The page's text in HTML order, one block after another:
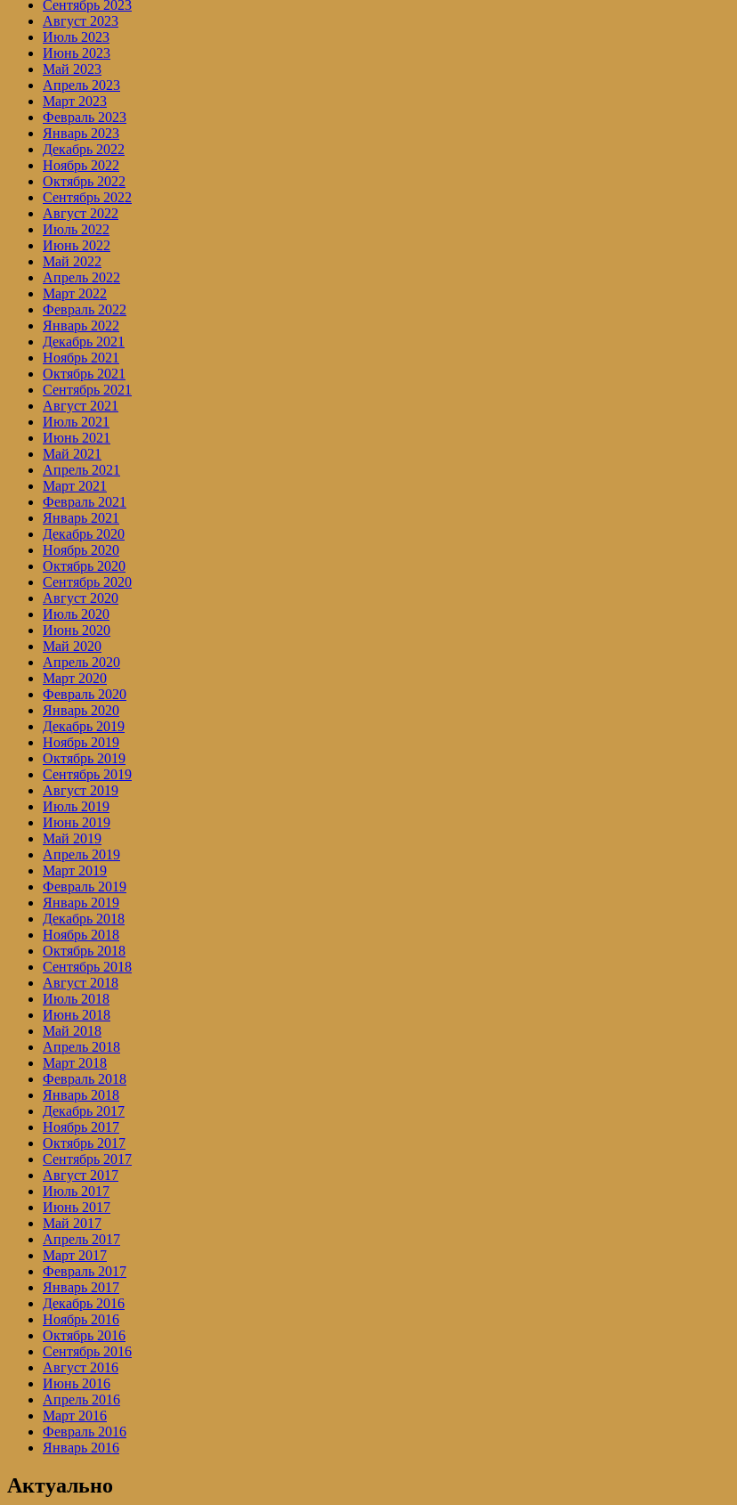
Сентябрь 2023
Август 2023
Июль 2023
Июнь 2023
Май 2023
Апрель 2023
Март 2023
Февраль 2023
Январь 2023
Декабрь 2022
Ноябрь 2022
Октябрь 2022
Сентябрь 2022
Август 2022
Июль 2022
Июнь 2022
Май 2022
Апрель 2022
Март 2022
Февраль 2022
Январь 2022
Декабрь 2021
Ноябрь 2021
Октябрь 2021
Сентябрь 2021
Август 2021
Июль 2021
Июнь 2021
Май 2021
Апрель 2021
Март 2021
Февраль 2021
Январь 2021
Декабрь 2020
Ноябрь 2020
Октябрь 2020
Сентябрь 2020
Август 2020
Июль 2020
Июнь 2020
Май 2020
Апрель 2020
Март 2020
Февраль 2020
Январь 2020
Декабрь 2019
Ноябрь 2019
Октябрь 2019
Сентябрь 2019
Август 2019
Июль 2019
Июнь 2019
Май 2019
Апрель 2019
Март 2019
Февраль 2019
Январь 2019
Декабрь 2018
Ноябрь 2018
Октябрь 2018
Сентябрь 2018
Август 2018
Июль 2018
Июнь 2018
Май 2018
Апрель 2018
Март 2018
Февраль 2018
Январь 2018
Декабрь 2017
Ноябрь 2017
Октябрь 2017
Сентябрь 2017
Август 2017
Июль 2017
Июнь 2017
Май 2017
Апрель 2017
Март 2017
Февраль 2017
Январь 2017
Декабрь 2016
Ноябрь 2016
Октябрь 2016
Сентябрь 2016
Август 2016
Июнь 2016
Апрель 2016
Март 2016
Февраль 2016
Январь 2016
Актуально